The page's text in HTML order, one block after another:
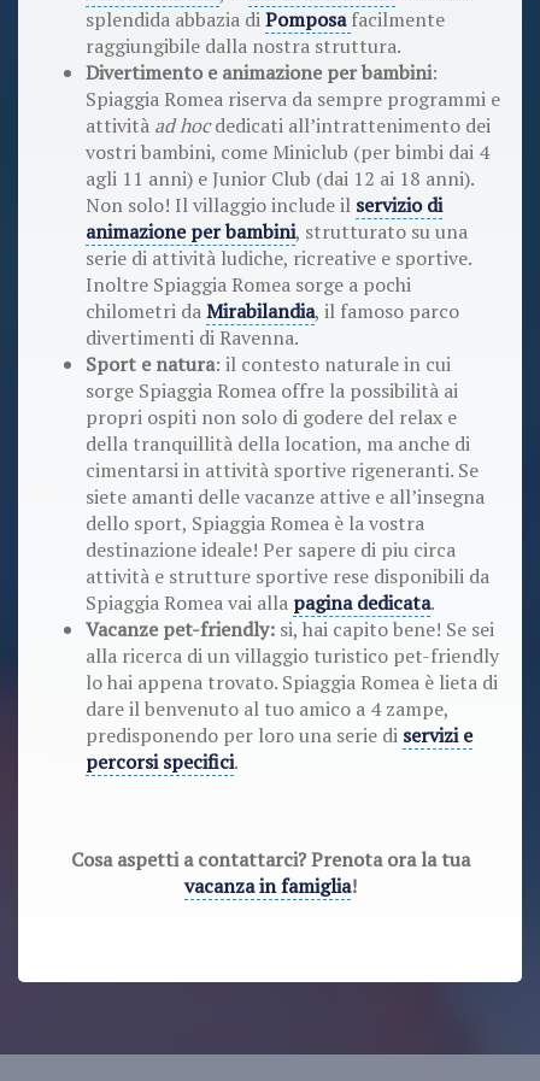
splendida abbazia diPomposafacilmente
raggiungibile dalla nostra struttura.
Divertimento e animazione per bambini:
Spiaggia Romea riserva da sempre programmi e
attività ad hocdedicati all’intrattenimento dei
vostri bambini, come Miniclub (per bimbi dai 4
agli 11 anni) e Junior Club (dai 12 ai 18 anni).
Non solo! Il villaggio include il servizio di
animazione per bambini, strutturato su una
serie di attività ludiche, ricreative e sportive.
Inoltre Spiaggia Romea sorge a pochi
chilometri daMirabilandia, il famoso parco
divertimenti di Ravenna.
Sport e natura: il contesto naturale in cui
sorge Spiaggia Romea offre la possibilità ai
propri ospiti non solo di godere del relax e
della tranquillità della location, ma anche di
cimentarsi in attività sportive rigeneranti. Se
siete amanti delle vacanze attive e all’insegna
dello sport, Spiaggia Romea è la vostra
destinazione ideale! Per sapere di piu circa
attività e strutture sportive rese disponibili da
Spiaggia Romea vai alla pagina dedicata.
Vacanze pet-friendly: si, hai capito bene! Se sei
alla ricerca di un villaggio turistico pet-friendly
lo hai appena trovato. Spiaggia Romea è lieta di
dare il benvenuto al tuo amico a 4 zampe,
predisponendo per loro una serie di servizi e
percorsi specifici.
Cosa aspetti a contattarci? Prenota ora la tua
vacanza in famiglia!